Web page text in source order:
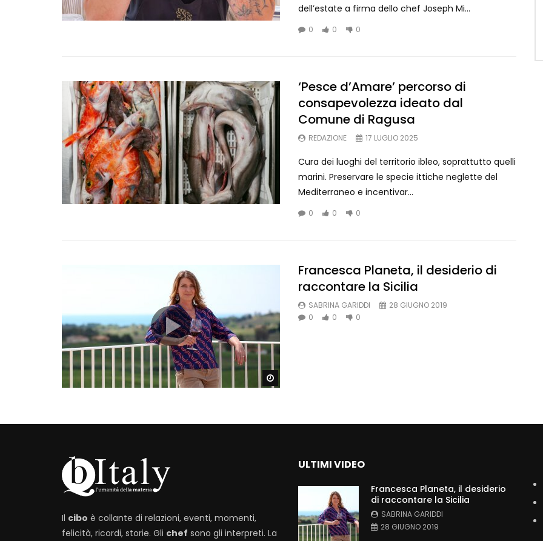
dell’estate a firma dello chef Joseph Mi...
0 0 0
‘Pesce d’Amare’ percorso di
consapevolezza ideato dal
Comune di Ragusa
REDAZIONE 17 LUGLIO 2025
Cura dei luoghi del territorio ibleo, soprattutto quelli
marini. Preservare le specie ittiche neglette del
Mediterraneo e incentivar...
0 0 0
Francesca Planeta, il desiderio di
raccontare la Sicilia
SABRINA GARIDDI
28 GIUGNO 2019
0
0 0
Il cibo è collante di relazioni, eventi, momenti,
felicità, ricordi, storie. Gli chef sono gli interpreti. La
ULTIMI VIDEO
Francesca Planeta, il desiderio
di raccontare la Sicilia
SABRINA GARIDDI
28 GIUGNO 2019